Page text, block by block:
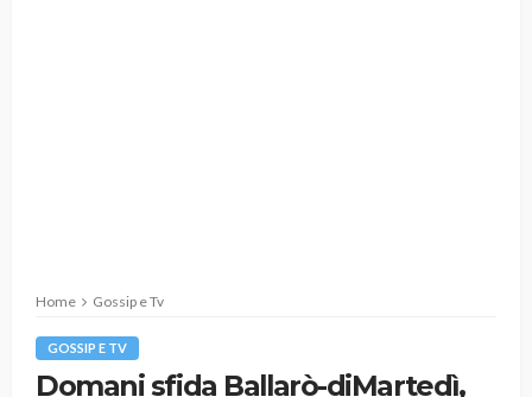
Home Gossip e Tv
GOSSIP E TV
Domani sfida Ballarò-diMartedì,